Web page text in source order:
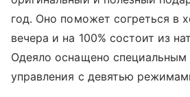
год. Оно поможет согреться в
вечера и на 100% состоит из
Одеяло оснащено специальным
управления с девятью